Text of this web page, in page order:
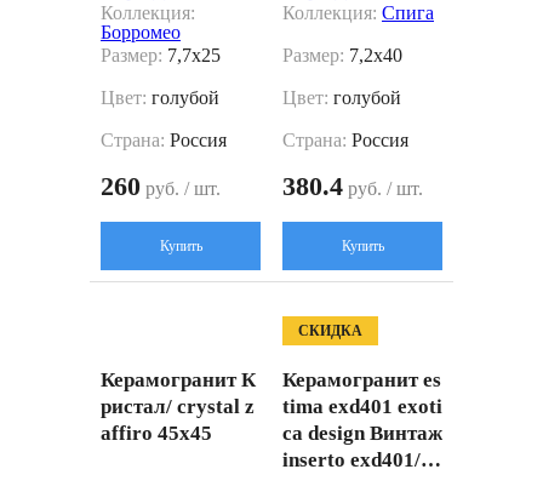
Коллекция:
Борромео
Размер: 7,7x25
Цвет: голубой
Страна: Россия
260 руб. / шт.
Купить
Коллекция: Спига
Размер: 7,2x40
Цвет: голубой
Страна: Россия
380.4 руб. / шт.
Купить
Керамогранит К
ристал/ crystal z
affiro 45x45
СКИДКА
Керамогранит es
tima exd401 exoti
ca design Винтаж
inserto exd401/ns